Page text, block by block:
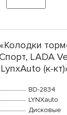
LADA
(к-
BD-2834
LYNXauto
Дисковые